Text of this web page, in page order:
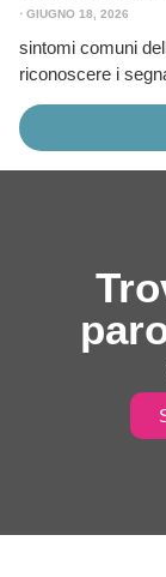
⋅ GIUGNO 18, 2026
sintomi comuni
riconoscere i